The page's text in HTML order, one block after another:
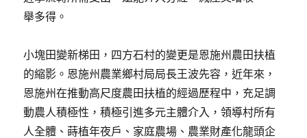
舉多得。
小塊田變新梯田，四方石村的變更是恩施州農田扶植
的縮影。恩施州農業鄉村局局長王波先容，近年來，
恩施州在推動高尺度農田扶植的經過歷程中，充足調
動農人積極性，積極引進多元主體介入，領導村所有
人全體、蒔植年夜戶、家庭農場、農業財產化龍頭企